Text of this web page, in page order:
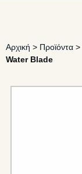
Αρχική > Προϊόντα >
Water Blade